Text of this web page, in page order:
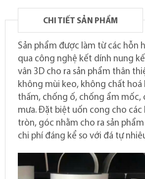
CHI TIẾT SẢN PHẨM
Sản phẩm được làm từ các hỗn
qua công nghệ kết dính nung
vân 3D cho ra sản phẩm thân
không mùi keo, không chất hoá
thấm, chống ố, chống ẩm mốc,
mưa. Đặt biệt uốn cong cho các
tròn, góc nhằm cho ra sản
chi phí đáng kể so với đá tự